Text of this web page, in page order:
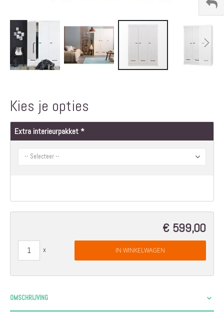
begin
de
Kies je opties
Extra interieurpakket
€ 599,00
IN WINKELWAGEN
OMSCHRIJVING